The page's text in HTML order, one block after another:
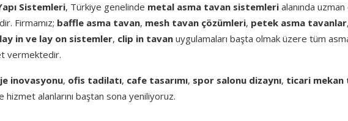
Sistemleri, Türkiye genelinde metal asma tavan sistemleri alanında
Firmamız; baffle asma tavan, mesh tavan çözümleri, petek asma tavanlar,
lay in ve lay on sistemler, clip in tavan uygulamaları başta olmak üzere tüm
vermektedir.
inovasyonu, ofis tadilatı, cafe tasarımı, spor salonu dizaynı, ticari mekan
hizmet alanlarını baştan sona yeniliyoruz.